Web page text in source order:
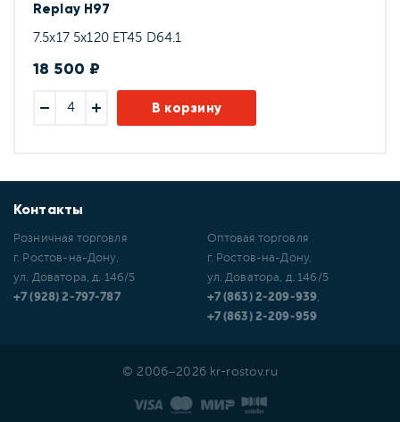
Replay H97
7.5x17 5x120 ET45 D64.1
18 500 ₽
В корзину
Контакты
Розничная торговля
г. Ростов-на-Дону,
ул. Доватора, д. 146/5
+7 (928) 2-797-787
Оптовая торговля
г. Ростов-на-Дону,
ул. Доватора, д. 146/5
+7 (863) 2-209-939,
+7 (863) 2-209-959
© 2006–2026 kr-rostov.ru